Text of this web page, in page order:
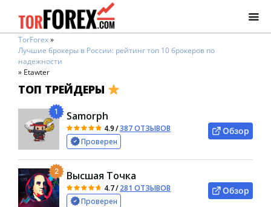
TorForex»
Лучшие брокеры в России: рейтинг топ 10 брокеров по
надежности
» Etawter
ТОП ТРЕЙДЕРЫ
1 Samorph
4.9/387 ОТЗЫВОВ
Проверен
Обзор
2 Высшая Точка
4.7/281 ОТЗЫВОВ
Проверен
Обзор